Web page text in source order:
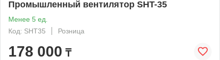
Промышленный вентилятор SHT-35
Менее 5 ед.
Код: SHT35
Розница
178 000 ₸